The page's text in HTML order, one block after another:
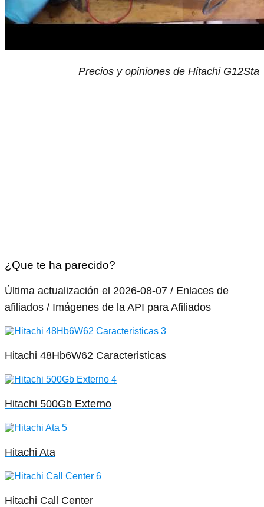
Precios y opiniones de Hitachi G12Sta
¿Que te ha parecido?
Última actualización el 2026-08-07 / Enlaces de
afiliados / Imágenes de la API para Afiliados
Hitachi 48Hb6W62 Caracteristicas
Hitachi 500Gb Externo
Hitachi Ata
Hitachi Call Center